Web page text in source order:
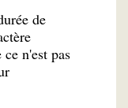
de
n'est pas